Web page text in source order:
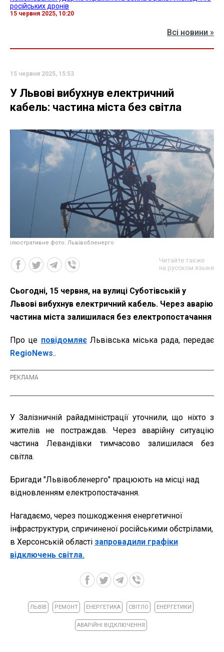
російських дронів
15 червня 2025, 10:20
Всі новини »
15 червня 2025, 15:53
У Львові вибухнув електричний
кабель: частина міста без світла
ілюстративне фото: Львівобленерго
Читайте также
на русском языке
Сьогодні, 15 червня, на вулиці Суботівській у
Львові вибухнув електричний кабель. Через аварію
частина міста залишилася без електропостачання
Про це повідомляєЛьвівська міська рада, передає
RegioNews..
У Залізничній райадміністрації уточнили, що ніхто з
жителів не постраждав. Через аварійну ситуацію
частина Левандівки тимчасово залишилася без
світла.
Бригади "Львівобленерго" працюють на місці над
відновленням електропостачання.
Нагадаємо, через пошкодження енергетичної
інфраструктури, спричиненої російськими обстрілами,
в Херсонській області запровадили графіки
відключень світла.
ЛЬВІВ РЕМОНТ ЕНЕРГЕТИКА СВІТЛО ЕНЕРГЕТИКИ
АВАРІЙНІ ВІДКЛЮЧЕННЯ